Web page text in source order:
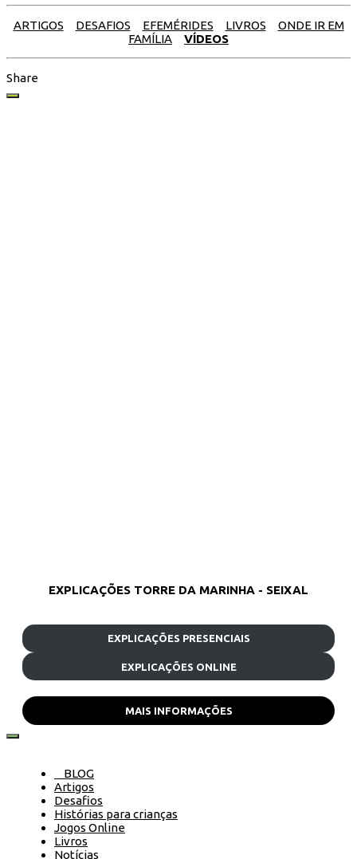
ARTIGOS DESAFIOS EFEMÉRIDES LIVROS
ONDE IR EM
FAMÍLIA
VÍDEOS
Share
EXPLICAÇÕES TORRE DA MARINHA - SEIXAL
EXPLICAÇÕES PRESENCIAIS
EXPLICAÇÕES ONLINE
MAIS INFORMAÇÕES
BLOG
Artigos
Desafios
Histórias para crianças
Jogos Online
Livros
Notícias